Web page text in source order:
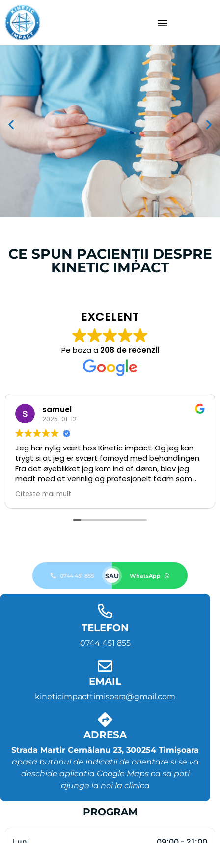
VENIM ÎN CONFORTUL CASEI
VEZI SERVICIILE
CE SPUN PACIENȚII DESPRE
EXCELENT
Pe baza a208 de recenzii
samuel
2025-01-12
Jeg har nylig vært hos Kinetic impact. Og jeg kan
trygt si at jeg er svært fornøyd med behandlingen.
Fra det øyeblikket jeg kom ind af døren, blev jeg
mødt med et vennlig og profesjonelt team som
Under selve behandlingen var David svært dygtig
under behandlingen. Smertene jeg hadde i ryggen
er betydelig redusert, og jeg har mer bevegelse og
mindre ubehag. Hilsen Danmark 🇩🇰🇩🇰
Citeste mai mult
0744 451 855 SAU WhatsApp
TELEFON
EMAIL
kineticimpacttimisoara@gmail.com
ADRESA
Strada Martir Cernăianu 23, 300254 Timișoara
apasa butonul de indicatii de orientare si se va
deschide aplicatia Google Maps ca sa poti
ajunge la noi la clinica